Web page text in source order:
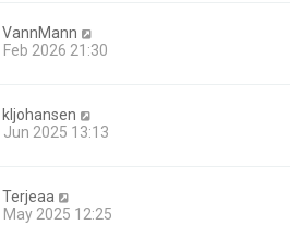
VannMann
Feb 2026 21:30
kljohansen
Jun 2025 13:13
Terjeaa
May 2025 12:25